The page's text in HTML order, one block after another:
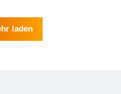
laden